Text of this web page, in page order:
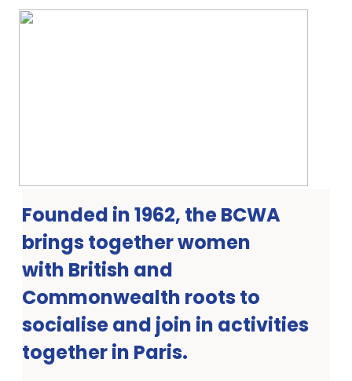
Founded in 1962, the BCWA
brings together women
with British and
Commonwealth roots to
socialise and join in activities
together in Paris.